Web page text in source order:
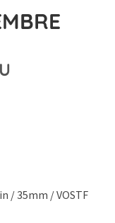
/ 35mm / VOSTF